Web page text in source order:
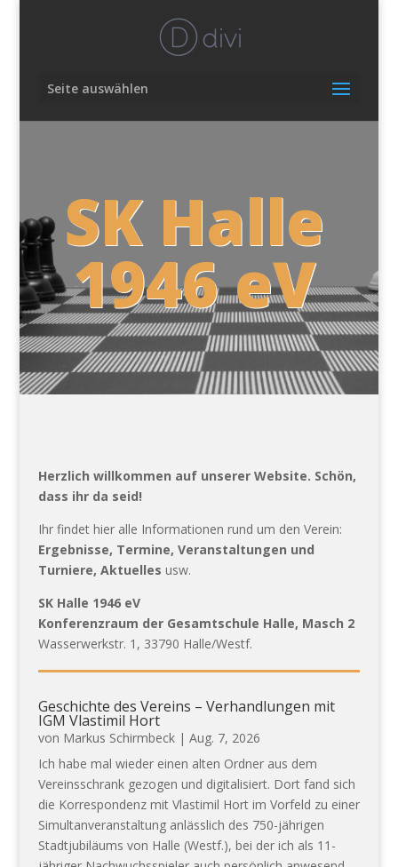
Seite auswählen
SK Halle
1946 eV
Herzlich willkommen auf unserer Website. Schön,
dass ihr da seid!
Ihr findet hier alle Informationen rund um den Verein:
Ergebnisse, Termine, Veranstaltungen und
Turniere, Aktuelles usw.
SK Halle 1946 eV
Konferenzraum der Gesamtschule Halle, Masch 2
Wasserwerkstr. 1, 33790 Halle/Westf.
Geschichte des Vereins – Verhandlungen mit
IGM Vlastimil Hort
von Markus Schirmbeck| Aug. 7, 2026
Ich habe mal wieder einen alten Ordner aus dem
Vereinsschrank gezogen und digitalisiert. Dort fand sich
die Korrespondenz mit Vlastimil Hort im Vorfeld zu einer
Simultanveranstaltung anlässlich des 750-jährigen
Stadtjubiläums von Halle (Westf.), bei der ich als 11-